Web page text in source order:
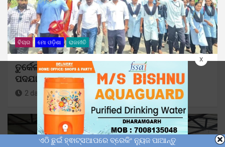
x
ବିଚାର ମୋ ଓଡ଼ିଶା ରାଜନୀତି
ତୁର୍କେଲ ବ୍ରିଜ ନିର୍ମାଣ ଦାବିରେ କଂଗ୍ରେସର ବିଶାଳ
ପଦଯାତ୍ରା
2 days ago Sunil Kumar Dhangadamajhi
ଏଠି ଛୁଇଁ ହ୍ଵାଟ୍ସଆପରେ ବ୍ରେକିଂ ନ୍ୟୁଜ ପାଆନ୍ତୁ